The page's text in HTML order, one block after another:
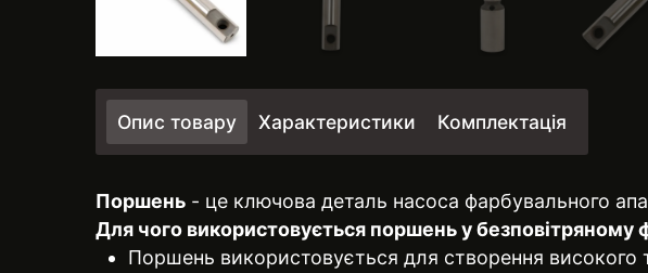
Опис товару Характеристики Комплектація
Поршень - це ключова деталь насоса фарбувального
Для чого використовується поршень у безповітряному
Поршень використовується для створення